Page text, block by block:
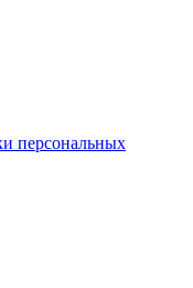
персональных